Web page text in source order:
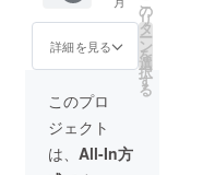
開：ナ
チュラ
ル ※当
示で上
柳祭オ
リジナ
ル券を
お渡し
しま
す。 上
柳祭オ
リジナ
ルポロ
シャツ
・サイ
ズ展
開：
SS,S,M,
店商品
５品提
供
（１）
（ご来
場いた
だいた
方限
定） 上
柳祭で
詳細を見る
の
リ
タ
ー
ン
を
選
択
す
る
このプロ
ジェクト
は、 All-In方